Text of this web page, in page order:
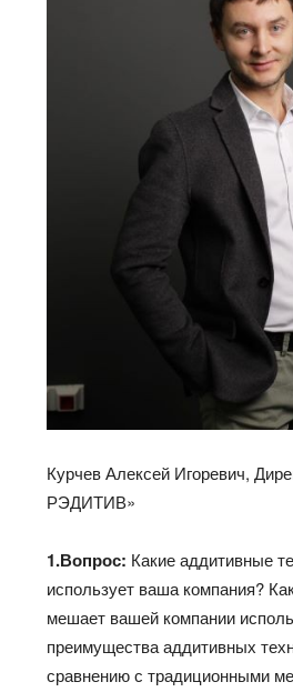
Курчев Алексей Игоревич,
РЭДИТИВ»
1.Вопрос: Какие аддитивные
использует ваша компания?
мешает вашей компании
преимущества аддитивных
сравнению с традиционными